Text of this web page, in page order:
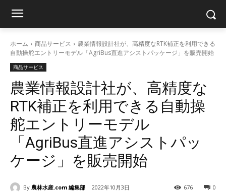
ホーム 商品サービス
農業情報設計社が、高精度なRTK補正を利用できる
自動操舵エントリーモデル「AgriBus直進アシストパッケージ」を販売開始
商品サービス
農業情報設計社が、高精度な
RTK補正を利用できる自動操
舵エントリーモデル
「AgriBus直進アシストパッ
ケージ」を販売開始
By 農林水産.com 編集部 2022年10月3日 0
676